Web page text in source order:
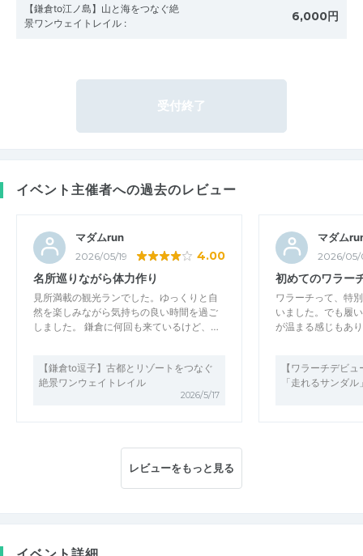
【鎌倉to江ノ島】山と海をつなぐ絶
景ワンウェイトレイル : 6,000円
受付終了
イベント主催者への過去のレビュー
マダムrun
2026/05/19 4.00
名所巡りながら体力作り
見所満載の観光ランでした。ゆっくりと自
然を楽しみながら気持ちの良い時間を過ご
しました。 鎌倉に何回も来ているけど、…
【鎌倉to逗子】古都とリゾートをつなぐ
絶景ワンウェイトレイル
2026/5/17
マダム
2026/
初めてのワラー
ワラーチって、特
いました。でも履
が温まる感じもあ
【ワラーチデビ
「走れるサンダ
レビューをもっと見る